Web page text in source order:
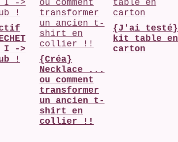
I ->
!
{Créa}
Necklace ...
ou comment
transformer
un ancien t-
shirt en
collier !!
{J'ai testé}
kit table en
carton